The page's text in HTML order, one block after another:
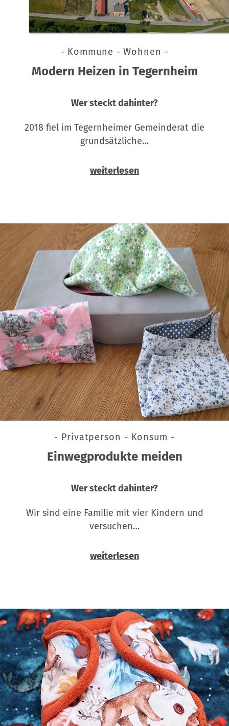
- Kommune - Wohnen -
Modern Heizen in Tegernheim
Wer steckt dahinter?
2018 fiel im Tegernheimer Gemeinderat die
grundsätzliche…
weiterlesen
- Privatperson - Konsum -
Einwegprodukte meiden
Wer steckt dahinter?
Wir sind eine Familie mit vier Kindern und
versuchen…
weiterlesen